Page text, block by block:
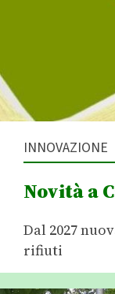
INNOVAZIONE
Novità a
Dal 2027
rifiuti